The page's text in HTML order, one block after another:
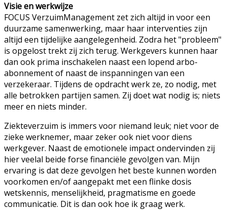
Visie en werkwijze
FOCUS VerzuimManagement zet zich altijd in voor een
duurzame samenwerking, maar haar interventies zijn
altijd een tijdelijke aangelegenheid. Zodra het "probleem"
is opgelost trekt zij zich terug. Werkgevers kunnen haar
dan ook prima inschakelen naast een lopend arbo-
abonnement of naast de inspanningen van een
verzekeraar. Tijdens de opdracht werk ze, zo nodig, met
alle betrokken partijen samen. Zij doet wat nodig is; niets
meer en niets minder.
Ziekteverzuim is immers voor niemand leuk; niet voor de
zieke werknemer, maar zeker ook niet voor diens
werkgever. Naast de emotionele impact ondervinden zij
hier veelal beide forse financiële gevolgen van. Mijn
ervaring is dat deze gevolgen het beste kunnen worden
voorkomen en/of aangepakt met een flinke dosis
wetskennis, menselijkheid, pragmatisme en goede
communicatie. Dit is dan ook hoe ik graag werk.